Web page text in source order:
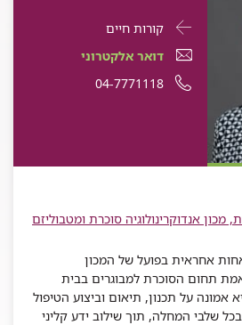
פרטי
התקשרות
עבור
רחל
קורות חייםעבור
רחל
שנטל
דואר
אלקטרוני
דואר אלקטרוניעבור
מספר
רחל
04-7771118עבור
מכון אנדוקרינולוגיה סוכרת ומטבוליזם
אחראית בפועל של המכון
תחום הסוכרת למבוגרים בבית
אמונה על תכנון, תיאום וביצוע הטיפול
שלבי המחלה, תוך שילוב ידע קליני